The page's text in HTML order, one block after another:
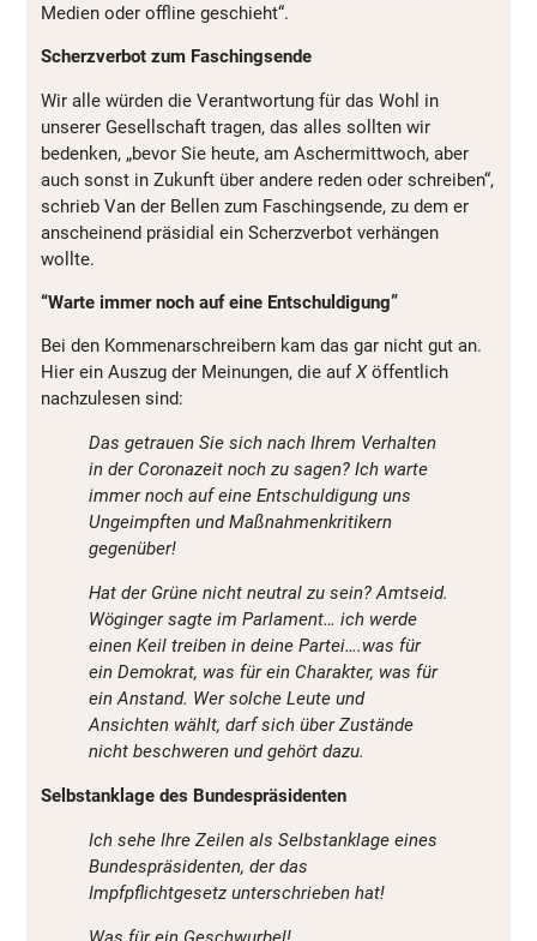
Medien oder offline geschieht“.
Scherzverbot zum Faschingsende
Wir alle würden die Verantwortung für das Wohl in
unserer Gesellschaft tragen, das alles sollten wir
bedenken, „bevor Sie heute, am Aschermittwoch, aber
auch sonst in Zukunft über andere reden oder schreiben“,
schrieb Van der Bellen zum Faschingsende, zu dem er
anscheinend präsidial ein Scherzverbot verhängen
wollte.
“Warte immer noch auf eine Entschuldigung”
Bei den Kommenarschreibern kam das gar nicht gut an.
Hier ein Auszug der Meinungen, die auf Xöffentlich
nachzulesen sind:
Das getrauen Sie sich nach Ihrem Verhalten
in der Coronazeit noch zu sagen? Ich warte
immer noch auf eine Entschuldigung uns
Ungeimpften und Maßnahmenkritikern
gegenüber!
Hat der Grüne nicht neutral zu sein? Amtseid.
Wöginger sagte im Parlament… ich werde
einen Keil treiben in deine Partei….was für
ein Demokrat, was für ein Charakter, was für
ein Anstand. Wer solche Leute und
Ansichten wählt, darf sich über Zustände
nicht beschweren und gehört dazu.
Selbstanklage des Bundespräsidenten
Ich sehe Ihre Zeilen als Selbstanklage eines
Bundespräsidenten, der das
Impfpflichtgesetz unterschrieben hat!